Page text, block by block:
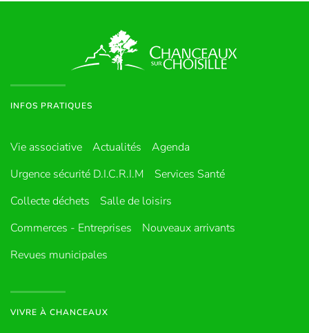
INFOS PRATIQUES
Vie associative Actualités
Agenda
Urgence sécurité D.I.C.R.I.M
Services Santé
Collecte déchets
Salle de loisirs
Commerces - Entreprises
Nouveaux arrivants
Revues municipales
VIVRE À CHANCEAUX